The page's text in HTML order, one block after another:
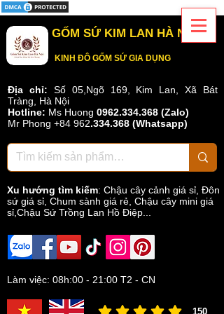
GỐM SỨ KIM LAN HÀ NỘI
KINH ĐÔ GỐM SỨ GIA DỤNG
Địa chỉ: Số 05,Ngõ 169, Kim Lan, Xã Bát
Tràng, Hà Nội
Hotline: Ms Huong 0962.334.368 (Zalo)
Mr Phong +84 962.334.368 (Whatsapp)
Xu hướng tìm kiếm: Chậu cây cảnh giá sỉ Đôn
sứ giá sỉ Chum sành giá rẻ Chậu cây mini giá
sỉ,Chậu Sứ Trồng Lan Hồ Điệp...
Làm việc: 08h:00 - 21:00 T2 - CN
150